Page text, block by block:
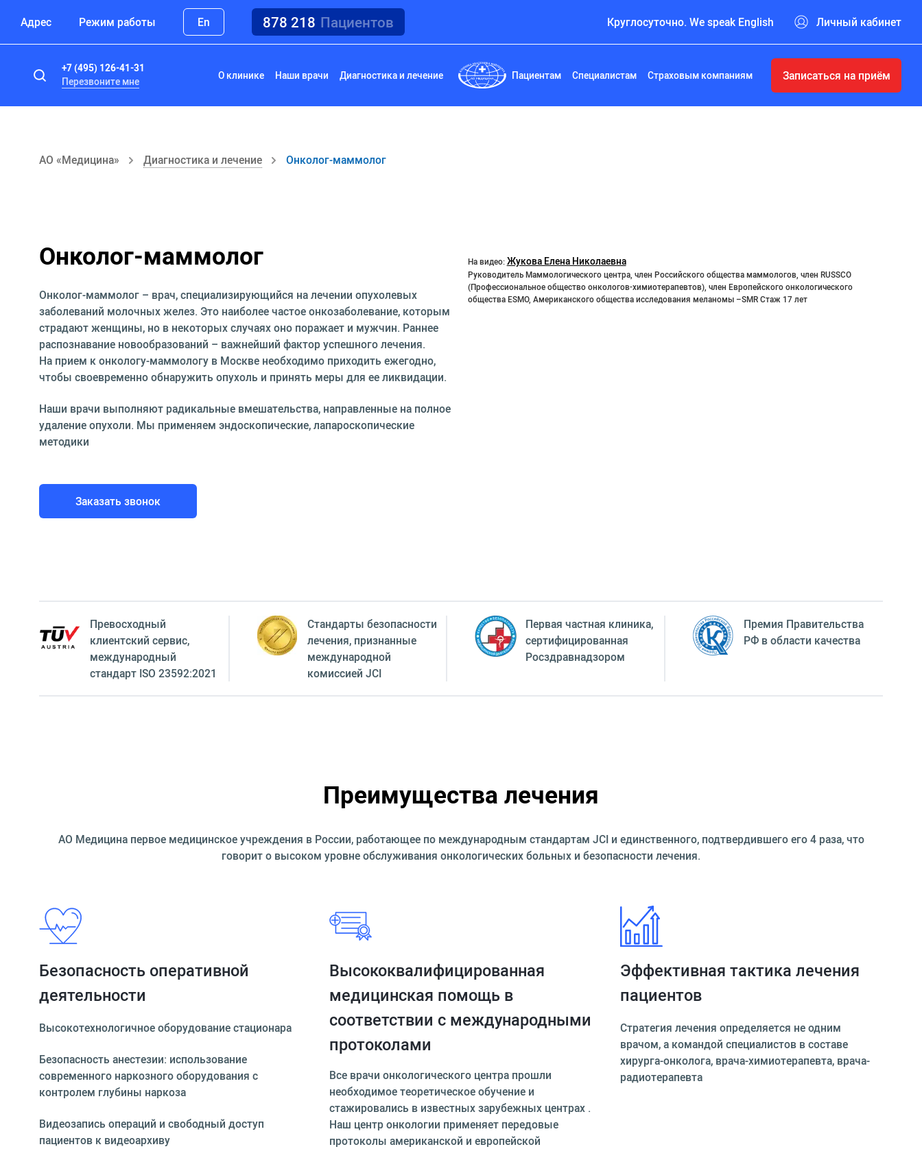
Адрес Режим работы En 878 218 Пациентов Круглосуточно. We speak English Личный кабинет
+7 (495) 126-41-31
Перезвоните мне
О клинике Наши врачи Диагностика и лечение Пациентам Специалистам Страховым компаниям Записаться на приём
АО «Медицина» Диагностика и лечение Онколог-маммолог
Онколог-маммолог
Онколог-маммолог – врач, специализирующийся на лечении опухолевых
заболеваний молочных желез. Это наиболее частое онкозаболевание, которым
страдают женщины, но в некоторых случаях оно поражает и мужчин. Раннее
распознавание новообразований – важнейший фактор успешного лечения.
На прием к онкологу-маммологу в Москве необходимо приходить ежегодно,
чтобы своевременно обнаружить опухоль и принять меры для ее ликвидации.
Наши врачи выполняют радикальные вмешательства, направленные на полное
удаление опухоли. Мы применяем эндоскопические, лапароскопические
методики
Заказать звонок
На видео: Жукова Елена Николаевна
Руководитель Маммологического центра, член Российского общества маммологов, член RUSSCO
(Профессиональное общество онкологов-химиотерапевтов), член Европейского онкологического
общества ESMO, Американского общества исследования меланомы –SMR Стаж 17 лет
Превосходный
клиентский сервиc,
международный
стандарт ISO 23592:2021
Стандарты безопасности
лечения, признанные
международной
комиссией JCI
Первая частная клиника,
сертифицированная
Росздравнадзором
Премия Правительства
РФ в области качества
Преимущества лечения
АО Медицина первое медицинское учреждения в России, работающее по международным стандартам JCI и единственного, подтвердившего его 4 раза, что
говорит о высоком уровне обслуживания онкологических больных и безопасности лечения.
Безопасность оперативной
деятельности
Высокотехнологичное оборудование стационара
Безопасность анестезии: использование
современного наркозного оборудования с
контролем глубины наркоза
Видеозапись операций и свободный доступ
пациентов к видеоархиву
Высококвалифицированная
медицинская помощь в
соответствии с международными
протоколами
Все врачи онкологического центра прошли
необходимое теоретическое обучение и
стажировались в известных зарубежных центрах .
Наш центр онкологии применяет передовые
протоколы американской и европейской
Эффективная тактика лечения
пациентов
Стратегия лечения определяется не одним
врачом, а командой специалистов в составе
хирурга-онколога, врача-химиотерапевта, врача-
радиотерапевта